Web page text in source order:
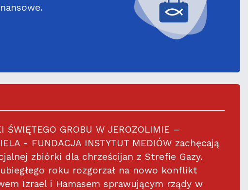
ŚWIĘTEGO GROBU W JEROZOLIMIE –
- FUNDACJA INSTYTUT MEDIÓW zachęcają
zbiórki dla chrześcijan z Strefie Gazy.
roku rozgorzał na nowo konflikt
Izrael i Hamasem sprawującym rządy w